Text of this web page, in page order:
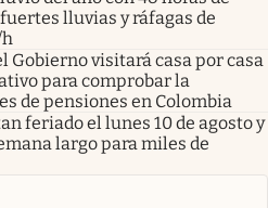
lluvias y ráfagas de
Gobierno visitará casa por casa
para comprobar la
de pensiones en Colombia
feriado el lunes 10 de agosto y
largo para miles de